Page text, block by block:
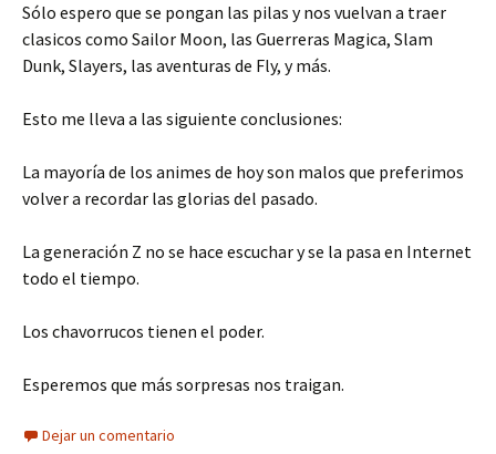
Sólo espero que se pongan las pilas y nos vuelvan a traer
clasicos como Sailor Moon, las Guerreras Magica, Slam
Dunk, Slayers, las aventuras de Fly, y más.
Esto me lleva a las siguiente conclusiones:
La mayoría de los animes de hoy son malos que preferimos
volver a recordar las glorias del pasado.
La generación Z no se hace escuchar y se la pasa en Internet
todo el tiempo.
Los chavorrucos tienen el poder.
Esperemos que más sorpresas nos traigan.
Dejar un comentario